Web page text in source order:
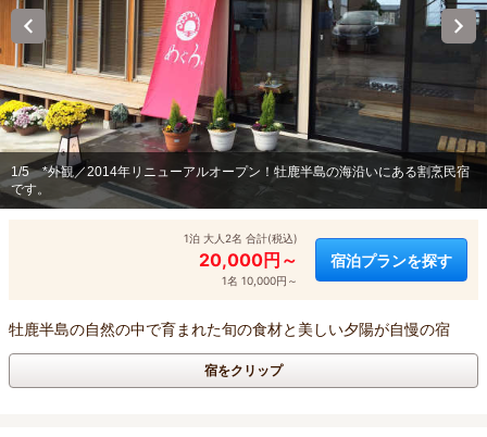
1/5
*外観／2014年リニューアルオープン！牡鹿半島の海沿いにある割烹民宿
です。
1泊 大人2名 合計(税込)
20,000円～
1名 10,000円～
宿泊プランを探す
牡鹿半島の自然の中で育まれた旬の食材と美しい夕陽が自慢の宿
宿をクリップ